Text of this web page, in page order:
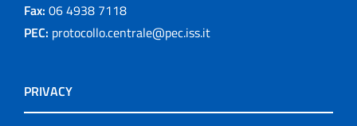
Fax: 06 4938 7118
PEC: protocollo.centrale@pec.iss.it
PRIVACY